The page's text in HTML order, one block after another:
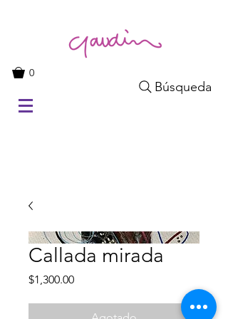
0
Búsqueda
Callada mirada
$1,300.00Precio